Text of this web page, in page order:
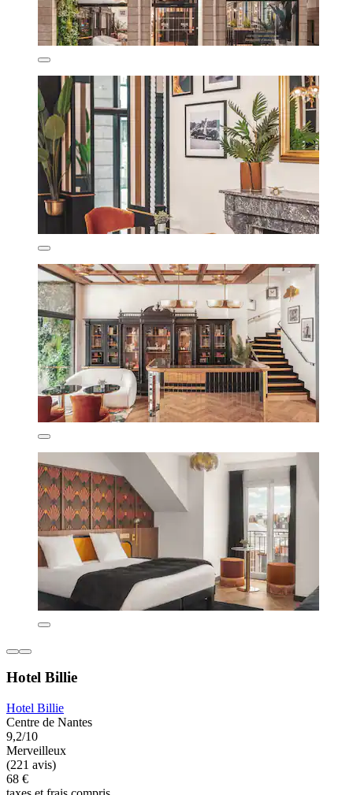
Hotel Billie
Hotel Billie
Centre de Nantes
9,2/10
Merveilleux
(221 avis)
68 €